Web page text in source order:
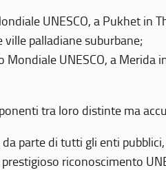
UNESCO, a Pukhet in
palladiane suburbane;
UNESCO, a
tra loro distinte ma
parte di tutti gli enti
riconoscimento